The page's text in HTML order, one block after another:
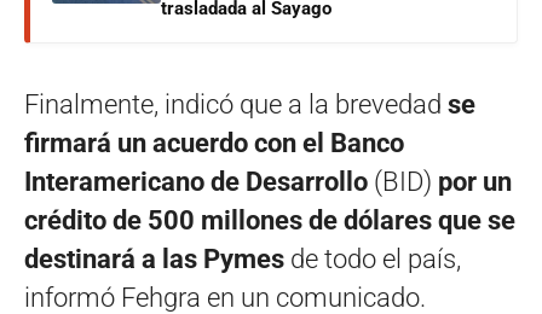
trasladada al Sayago
Finalmente, indicó que a la brevedad se
firmará un acuerdo con el Banco
Interamericano de Desarrollo (BID) por un
crédito de 500 millones de dólares que se
destinará a las Pymes de todo el país,
informó Fehgra en un comunicado.